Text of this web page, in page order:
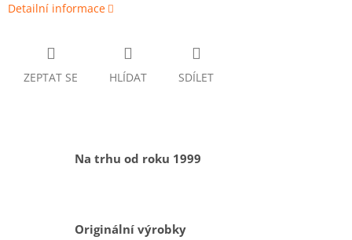
Detailní informace
ZEPTAT SE HLÍDAT SDÍLET
Na trhu od roku 1999
Originální výrobky